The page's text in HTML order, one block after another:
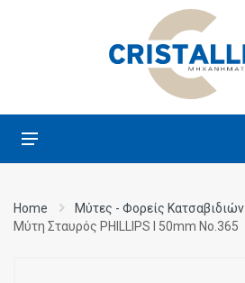
Home
Μύτες - Φορείς Κατσαβιδιών
Μύτη Σταυρός PHILLIPS I 50mm Νο.365